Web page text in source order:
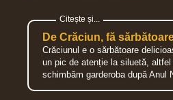
De Crăciun, fă
Crăciunul e o sărbătoare
un pic de atenție la siluetă,
schimbăm garderoba după Anul